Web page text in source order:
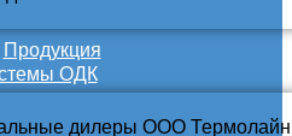
Продукция
ОДК